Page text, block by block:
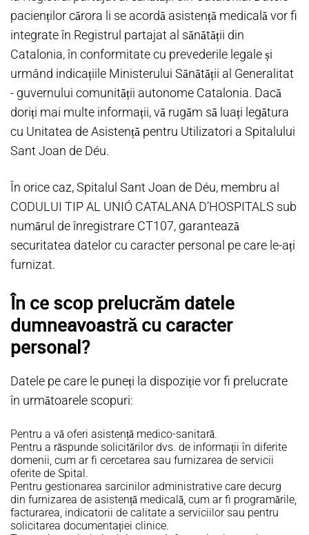
pacienților cărora li se acordă asistență medicală vor fi
integrate în Registrul partajat al sănătății din
Catalonia, în conformitate cu prevederile legale și
urmând indicațiile Ministerului Sănătății al Generalitat
- guvernului comunității autonome Catalonia. Dacă
doriți mai multe informații, vă rugăm să luați legătura
cu Unitatea de Asistență pentru Utilizatori a Spitalului
Sant Joan de Déu.
În orice caz, Spitalul Sant Joan de Déu, membru al
CODULUI TIP AL UNIÓ CATALANA D’HOSPITALS sub
numărul de înregistrare CT107, garantează
securitatea datelor cu caracter personal pe care le-ați
furnizat.
În ce scop prelucrăm datele
dumneavoastră cu caracter
personal?
Datele pe care le puneți la dispoziție vor fi prelucrate
în următoarele scopuri:
Pentru a vă oferi asistență medico-sanitară.
Pentru a răspunde solicitărilor dvs. de informații în diferite
domenii, cum ar fi cercetarea sau furnizarea de servicii
oferite de Spital.
Pentru gestionarea sarcinilor administrative care decurg
din furnizarea de asistență medicală, cum ar fi programările,
facturarea, indicatorii de calitate a serviciilor sau pentru
solicitarea documentației clinice.